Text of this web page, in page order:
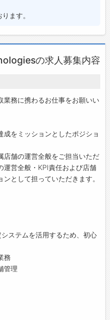
ます。
の求人募集内容
業務に携わるお仕事をお願いい
をミッションとしたポジショ
店舗の運営全般をご担当いただ
運営全般・KPI責任および店舗
として担っていただきます。
ステムを活用するため、初心
務
管理